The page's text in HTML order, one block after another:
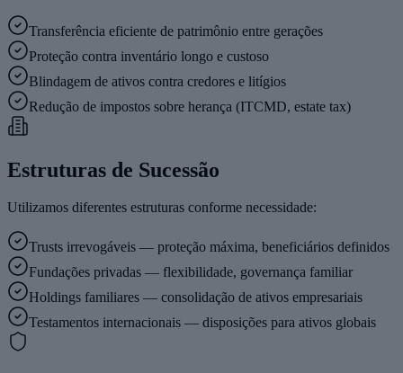
Transferência eficiente de patrimônio entre gerações
Proteção contra inventário longo e custoso
Blindagem de ativos contra credores e litígios
Redução de impostos sobre herança (ITCMD, estate tax)
Estruturas de Sucessão
Utilizamos diferentes estruturas conforme necessidade:
Trusts irrevogáveis — proteção máxima, beneficiários definidos
Fundações privadas — flexibilidade, governança familiar
Holdings familiares — consolidação de ativos empresariais
Testamentos internacionais — disposições para ativos globais